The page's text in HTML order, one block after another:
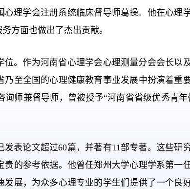
理学会注册系统临床督导师葛操。他在心理
方面也做出了杰出贡献。
。作为河南省心理学会心理测量分会会长以
至全国的心理健康教育事业发展中扮演着重
师兼督导师，曾被授予“河南省省级优秀青年
表论文超过60篇，并著有11部专著。这些研
贵的参考依据。他曾任郑州大学心理学系第一
展，为众多心理专业的学生们提供了一个良